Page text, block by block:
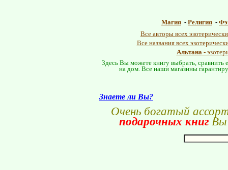
Магия - Религия -
Все авторы всех
Все названия всех
Альтана-
Здесь Вы можете книгу выбрать, сравнить
на дом. Все наши магазины
Знаете ли Вы?
Очень богатый
подарочных книгВы